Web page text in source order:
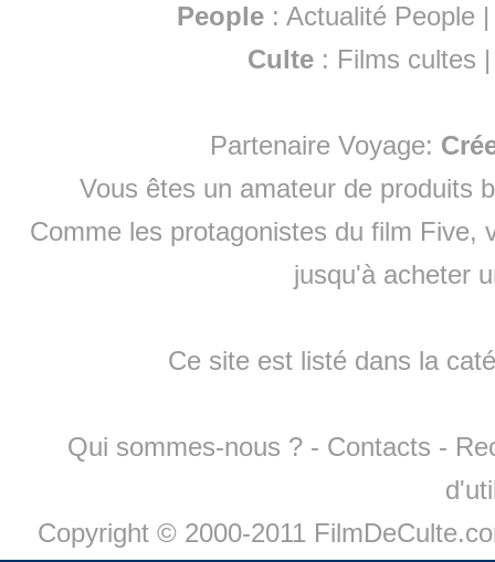
People :Actualité People
Culte : Films cultes
Partenaire Voyage:
Vous êtes un amateur de produits
Comme les protagonistes du film Five,
jusqu'à acheter
Ce site est listé dans la
Qui sommes-nous ? - Contacts -
Copyright © 2000-2011